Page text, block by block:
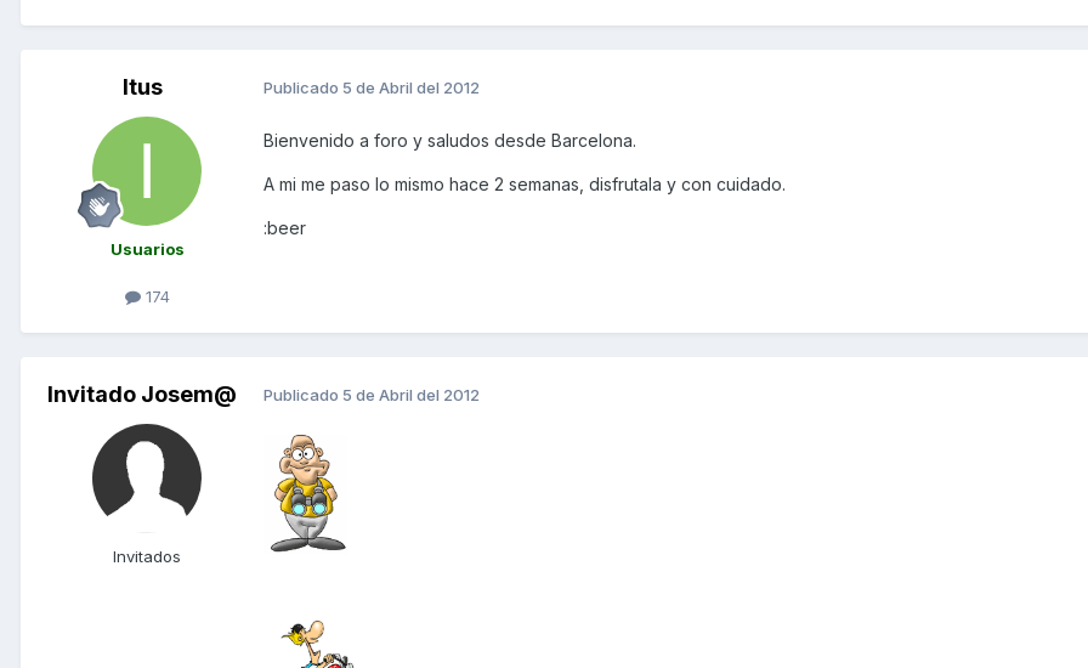
Itus
Usuarios
174
Publicado 5 de Abril del 2012
Bienvenido a foro y saludos desde Barcelona.
A mi me paso lo mismo hace 2 semanas, disfrutala y con cuidado.
:beer
Invitado Josem@
Invitados
Publicado 5 de Abril del 2012